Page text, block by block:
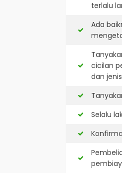
terlalu
Ada
cicilan
dan
Selalu